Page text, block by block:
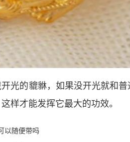
光的貔貅，如果没开光就和
样才能发挥它最大的功效。
以随便带吗